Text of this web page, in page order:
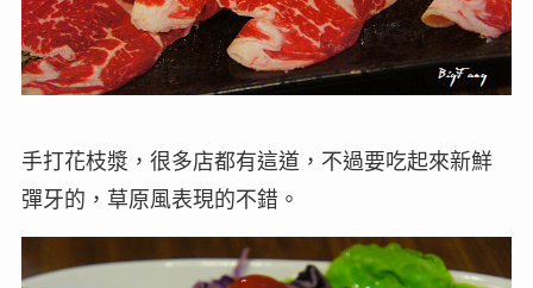
手打花枝漿，很多店都有這道，不過要吃起來新鮮
彈牙的，草原風表現的不錯。